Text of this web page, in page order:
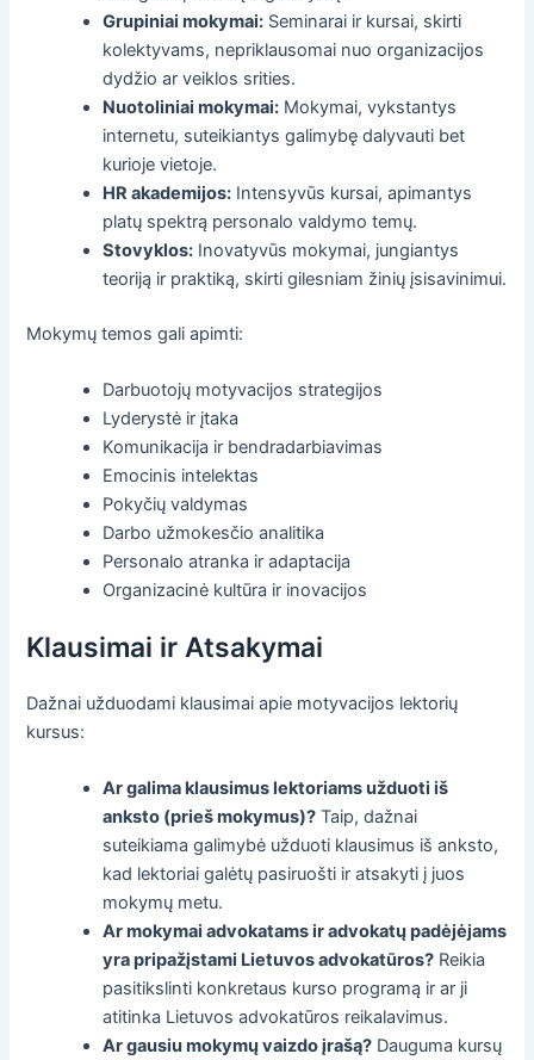
Grupiniai mokymai: Seminarai ir kursai, skirti
kolektyvams, nepriklausomai nuo organizacijos
dydžio ar veiklos srities.
Nuotoliniai mokymai: Mokymai, vykstantys
internetu, suteikiantys galimybę dalyvauti bet
kurioje vietoje.
HR akademijos: Intensyvūs kursai, apimantys
platų spektrą personalo valdymo temų.
Stovyklos: Inovatyvūs mokymai, jungiantys
teoriją ir praktiką, skirti gilesniam žinių įsisavinimui.
Mokymų temos gali apimti:
Darbuotojų motyvacijos strategijos
Lyderystė ir įtaka
Komunikacija ir bendradarbiavimas
Emocinis intelektas
Pokyčių valdymas
Darbo užmokesčio analitika
Personalo atranka ir adaptacija
Organizacinė kultūra ir inovacijos
Klausimai ir Atsakymai
Dažnai užduodami klausimai apie motyvacijos lektorių
kursus:
Ar galima klausimus lektoriams užduoti iš
anksto (prieš mokymus)? Taip, dažnai
suteikiama galimybė užduoti klausimus iš anksto,
kad lektoriai galėtų pasiruošti ir atsakyti į juos
mokymų metu.
Ar mokymai advokatams ir advokatų padėjėjams
yra pripažįstami Lietuvos advokatūros? Reikia
pasitikslinti konkretaus kurso programą ir ar ji
atitinka Lietuvos advokatūros reikalavimus.
Ar gausiu mokymų vaizdo įrašą? Dauguma kursų